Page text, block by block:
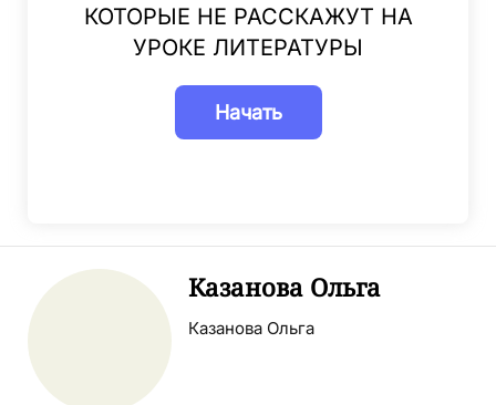
КОТОРЫЕ НЕ РАССКАЖУТ НА
УРОКЕ ЛИТЕРАТУРЫ
Казанова Ольга
Казанова Ольга